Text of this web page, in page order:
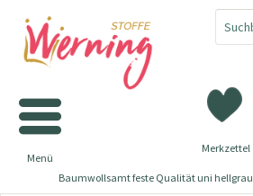
Merkzettel
Menü
Baumwollsamt feste Qualität uni hellgrau